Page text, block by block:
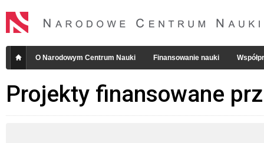
O Narodowym Centrum Nauki Finansowanie nauki
Projekty finansowane